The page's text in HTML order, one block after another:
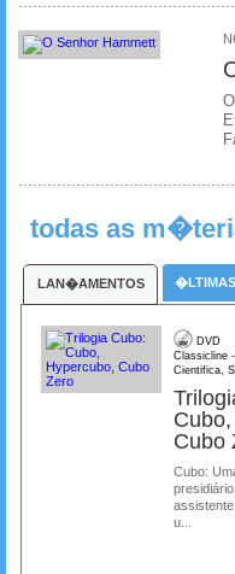
todas as
LAN�AMENTOS
DVD
Classicline
Cientifica,
Cubo
Cubo:
u...